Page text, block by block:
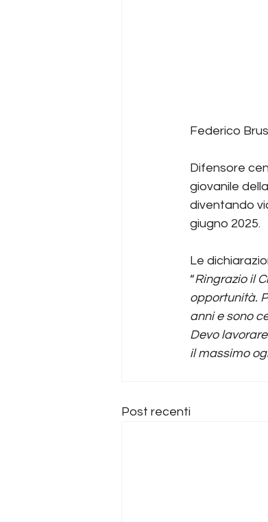
Federico
Difensore
giovanile
diventando
giugno 2025.
Le
“Ringrazio il
opportunità.
anni e sono
Devo
il massimo
Post recenti